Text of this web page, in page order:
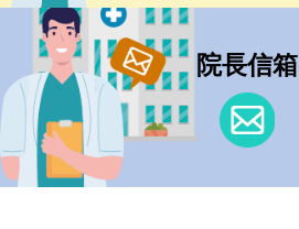
院長信箱